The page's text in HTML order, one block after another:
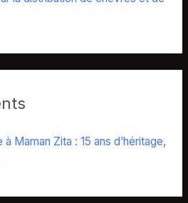
à Maman Zita : 15 ans d’héritage,